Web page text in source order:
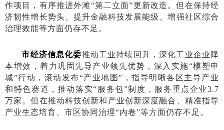
作项目，有序推进外滩“第二立面”更新改造。但在保持经
济韧性增长势头、提升金融科技发展能级、增强社区综合
治理效能等方面仍存不足。
市经济信息化委推动工业持续回升，深化工业企业降
本增效，着力巩固先导产业领先优势，深入实施“模塑申
城”行动，滚动发布“产业地图”，指导明晰各区主导产业
和特色赛道，推动落实“服务包”制度，服务重点企业3.7
万家。但在推动科技创新和产业创新深度融合、精准指导
产业生态培育、市区协同治理“内卷”等方面仍存不足。